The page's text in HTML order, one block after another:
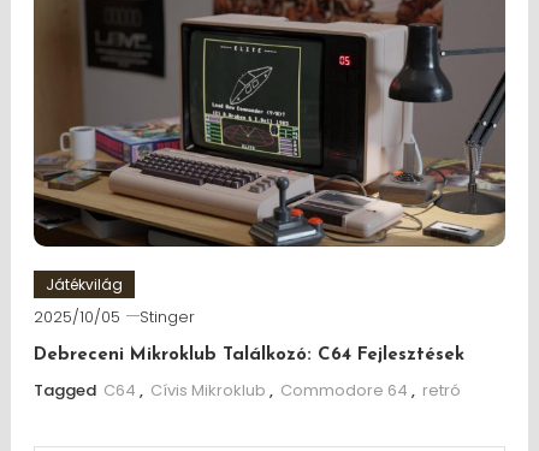
Játékvilág
2025/10/05 Stinger
Debreceni Mikroklub Találkozó: C64 Fejlesztések
Tagged C64 , Cívis Mikroklub , Commodore 64 , retró